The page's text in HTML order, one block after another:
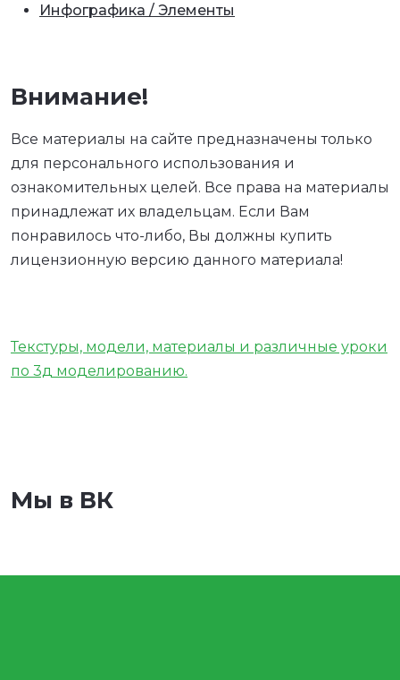
Инфографика / Элементы
Внимание!
Все материалы на сайте предназначены только
для персонального использования и
ознакомительных целей. Все права на материалы
принадлежат их владельцам. Если Вам
понравилось что-либо, Вы должны купить
лицензионную версию данного материала!
Текстуры, модели, материалы и различные уроки
по 3д моделированию.
Мы в ВК